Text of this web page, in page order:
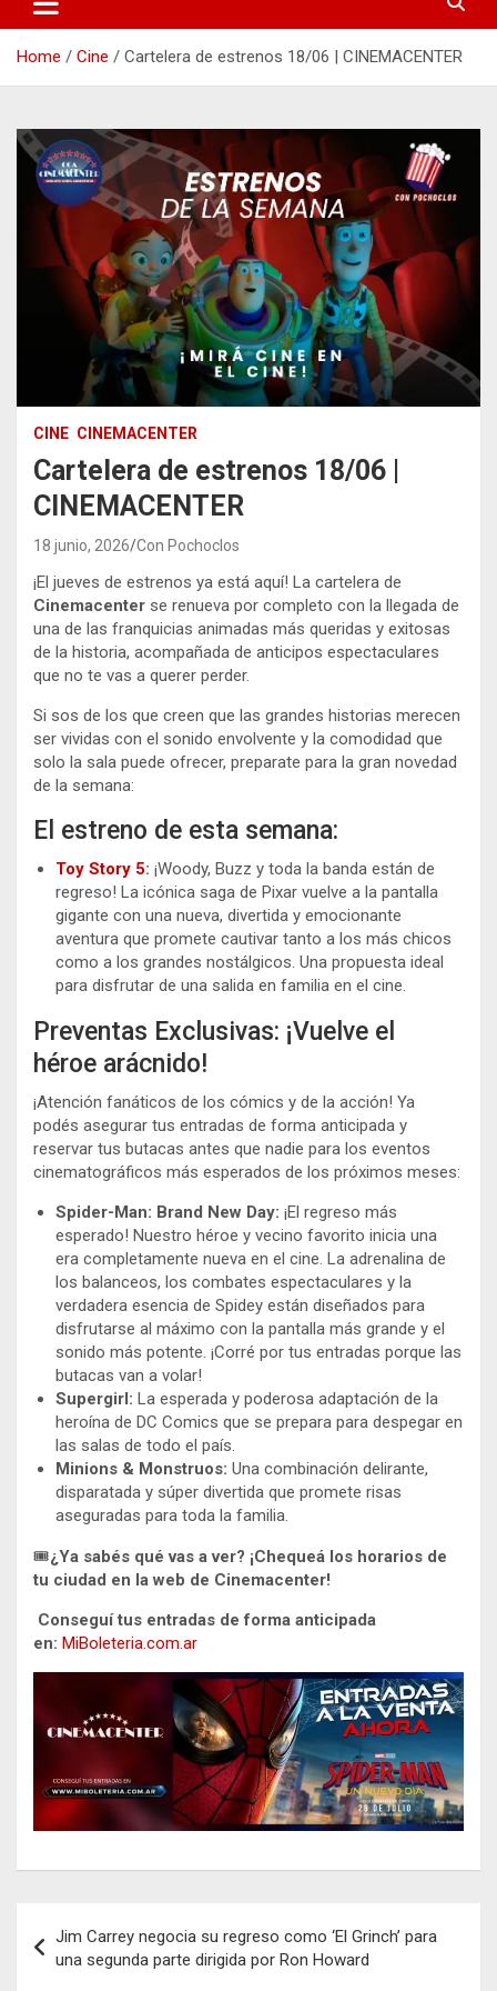
Home Cine Cartelera de estrenos 18/06 | CINEMACENTER
CINE CINEMACENTER
Cartelera de estrenos 18/06 |
CINEMACENTER
18 junio, 2026 Con Pochoclos
¡El jueves de estrenos ya está aquí! La cartelera de
Cinemacenter se renueva por completo con la llegada de
una de las franquicias animadas más queridas y exitosas
de la historia, acompañada de anticipos espectaculares
que no te vas a querer perder.
Si sos de los que creen que las grandes historias merecen
ser vividas con el sonido envolvente y la comodidad que
solo la sala puede ofrecer, preparate para la gran novedad
de la semana:
El estreno de esta semana:
Toy Story 5: ¡Woody, Buzz y toda la banda están de
regreso! La icónica saga de Pixar vuelve a la pantalla
gigante con una nueva, divertida y emocionante
aventura que promete cautivar tanto a los más chicos
como a los grandes nostálgicos. Una propuesta ideal
para disfrutar de una salida en familia en el cine.
Preventas Exclusivas: ¡Vuelve el
héroe arácnido!
¡Atención fanáticos de los cómics y de la acción! Ya
podés asegurar tus entradas de forma anticipada y
reservar tus butacas antes que nadie para los eventos
cinematográficos más esperados de los próximos meses:
Spider-Man: Brand New Day: ¡El regreso más
esperado! Nuestro héroe y vecino favorito inicia una
era completamente nueva en el cine. La adrenalina de
los balanceos, los combates espectaculares y la
verdadera esencia de Spidey están diseñados para
disfrutarse al máximo con la pantalla más grande y el
sonido más potente. ¡Corré por tus entradas porque las
butacas van a volar!
Supergirl: La esperada y poderosa adaptación de la
heroína de DC Comics que se prepara para despegar en
las salas de todo el país.
Minions & Monstruos: Una combinación delirante,
disparatada y súper divertida que promete risas
aseguradas para toda la familia.
🎟️¿Ya sabés qué vas a ver? ¡Chequeá los horarios de
tu ciudad en la web de Cinemacenter!
Conseguí tus entradas de forma anticipada
en: MiBoleteria.com.ar
de
Jim Carrey negocia su regreso como ‘El Grinch’ para
una segunda parte dirigida por Ron Howard